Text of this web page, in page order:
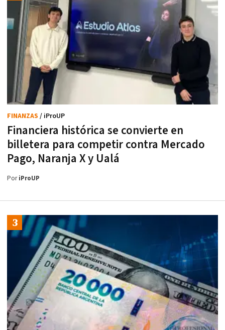
Financiera histórica se convierte en
billetera para competir contra Mercado
Pago, Naranja X y Ualá
FINANZAS / iProUP
PoriProUP